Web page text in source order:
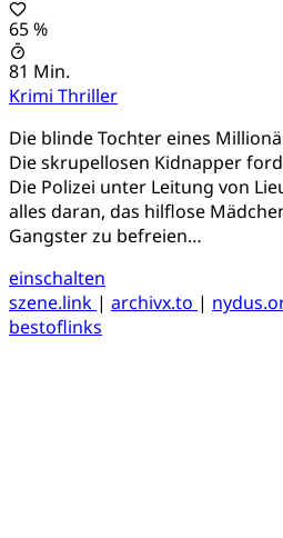
65 %
81 Min.
Krimi Thriller
Die blinde Tochter eines
Die skrupellosen Kidnapper
Die Polizei unter Leitung von
alles daran, das hilflose
Gangster zu befreien…
einschalten
szene.link | archivx.to |
bestoflinks